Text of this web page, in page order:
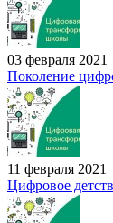
03 февраля 2021
Поколение
11 февраля 2021
Цифровое